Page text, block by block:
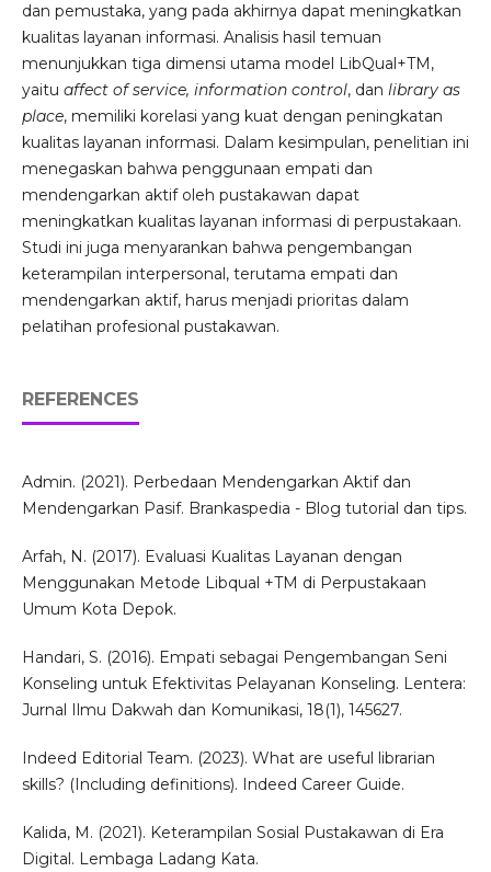
dan pemustaka, yang pada akhirnya dapat meningkatkan
kualitas layanan informasi. Analisis hasil temuan
menunjukkan tiga dimensi utama model LibQual+TM,
yaitu affect of service, information control, dan library as
place, memiliki korelasi yang kuat dengan peningkatan
kualitas layanan informasi. Dalam kesimpulan, penelitian ini
menegaskan bahwa penggunaan empati dan
mendengarkan aktif oleh pustakawan dapat
meningkatkan kualitas layanan informasi di perpustakaan.
Studi ini juga menyarankan bahwa pengembangan
keterampilan interpersonal, terutama empati dan
mendengarkan aktif, harus menjadi prioritas dalam
pelatihan profesional pustakawan.
REFERENCES
Admin. (2021). Perbedaan Mendengarkan Aktif dan
Mendengarkan Pasif. Brankaspedia - Blog tutorial dan tips.
Arfah, N. (2017). Evaluasi Kualitas Layanan dengan
Menggunakan Metode Libqual +TM di Perpustakaan
Umum Kota Depok.
Handari, S. (2016). Empati sebagai Pengembangan Seni
Konseling untuk Efektivitas Pelayanan Konseling. Lentera:
Jurnal Ilmu Dakwah dan Komunikasi, 18(1), 145627.
Indeed Editorial Team. (2023). What are useful librarian
skills? (Including definitions). Indeed Career Guide.
Kalida, M. (2021). Keterampilan Sosial Pustakawan di Era
Digital. Lembaga Ladang Kata.